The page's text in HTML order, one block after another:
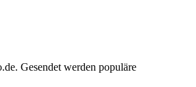
Gesendet werden populäre